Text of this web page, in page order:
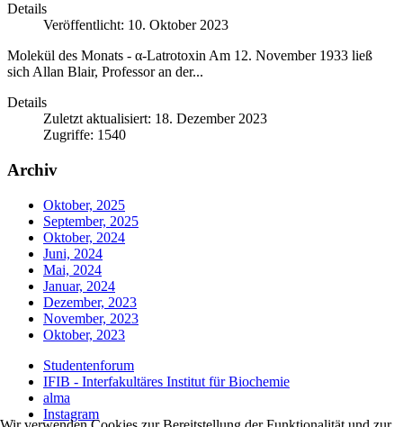
Details
Veröffentlicht: 10. Oktober 2023
Molekül des Monats - α-Latrotoxin Am 12. November 1933 ließ
sich Allan Blair, Professor an der...
Details
Zuletzt aktualisiert: 18. Dezember 2023
Zugriffe: 1540
Archiv
Oktober, 2025
September, 2025
Oktober, 2024
Juni, 2024
Mai, 2024
Januar, 2024
Dezember, 2023
November, 2023
Oktober, 2023
Studentenforum
IFIB - Interfakultäres Institut für Biochemie
alma
Instagram